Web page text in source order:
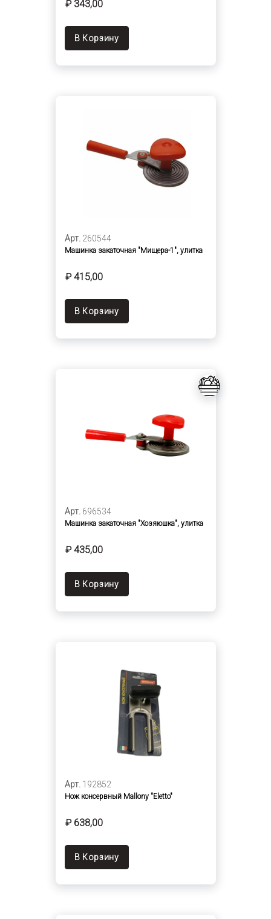
₽ 343,00
В Корзину
Арт. 260544
Машинка закаточная "Мищера-1", улитка
₽ 415,00
В Корзину
Арт. 696534
Машинка закаточная "Хозяюшка", улитка
₽ 435,00
В Корзину
Арт. 192852
Нож консервный Mallony "Eletto"
₽ 638,00
В Корзину